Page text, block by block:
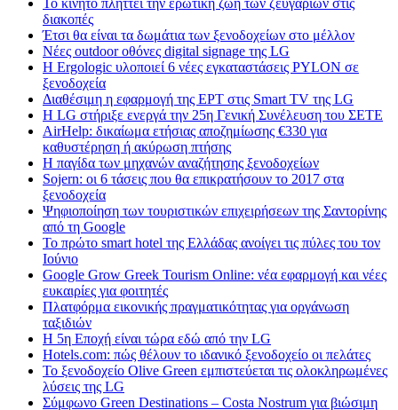
Το κινητό πλήττει την ερωτική ζωή των ζευγαριών στις
διακοπές
Έτσι θα είναι τα δωμάτια των ξενοδοχείων στο μέλλον
Nέες outdoor οθόνες digital signage της LG
Η Ergologic υλοποιεί 6 νέες εγκαταστάσεις PYLON σε
ξενοδοχεία
Διαθέσιμη η εφαρμογή της ΕΡΤ στις Smart TV της LG
Η LG στήριξε ενεργά την 25η Γενική Συνέλευση του ΣΕΤΕ
AirHelp: δικαίωμα ετήσιας αποζημίωσης €330 για
καθυστέρηση ή ακύρωση πτήσης
Η παγίδα των μηχανών αναζήτησης ξενοδοχείων
Sojern: οι 6 τάσεις που θα επικρατήσουν το 2017 στα
ξενοδοχεία
Ψηφιοποίηση των τουριστικών επιχειρήσεων της Σαντορίνης
από τη Google
Το πρώτο smart hotel της Ελλάδας ανοίγει τις πύλες του τον
Ιούνιο
Google Grow Greek Tourism Online: νέα εφαρμογή και νέες
ευκαιρίες για φοιτητές
Πλατφόρμα εικονικής πραγματικότητας για οργάνωση
ταξιδιών
Η 5η Εποχή είναι τώρα εδώ από την LG
Hotels.com: πώς θέλουν το ιδανικό ξενοδοχείο οι πελάτες
To ξενοδοχείο Olive Green εμπιστεύεται τις ολοκληρωμένες
λύσεις της LG
Σύμφωνο Green Destinations – Costa Nostrum για βιώσιμη